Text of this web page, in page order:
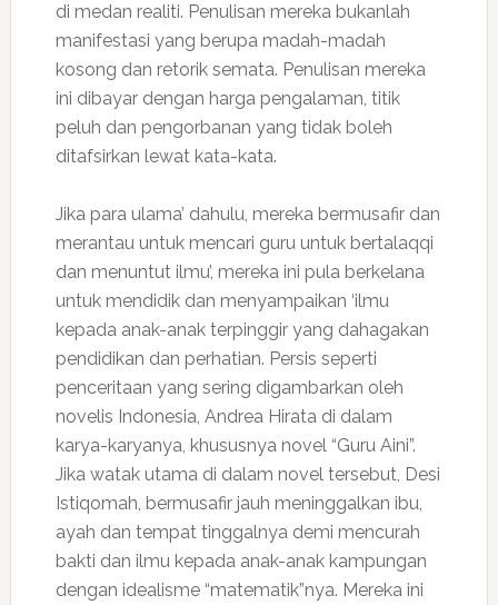
di medan realiti. Penulisan mereka bukanlah
manifestasi yang berupa madah-madah
kosong dan retorik semata. Penulisan mereka
ini dibayar dengan harga pengalaman, titik
peluh dan pengorbanan yang tidak boleh
ditafsirkan lewat kata-kata.
Jika para ulama’ dahulu, mereka bermusafir dan
merantau untuk mencari guru untuk bertalaqqi
dan menuntut ilmu’, mereka ini pula berkelana
untuk mendidik dan menyampaikan ‘ilmu
kepada anak-anak terpinggir yang dahagakan
pendidikan dan perhatian. Persis seperti
penceritaan yang sering digambarkan oleh
novelis Indonesia, Andrea Hirata di dalam
karya-karyanya, khususnya novel “Guru Aini”.
Jika watak utama di dalam novel tersebut, Desi
Istiqomah, bermusafir jauh meninggalkan ibu,
ayah dan tempat tinggalnya demi mencurah
bakti dan ilmu kepada anak-anak kampungan
dengan idealisme “matematik”nya. Mereka ini